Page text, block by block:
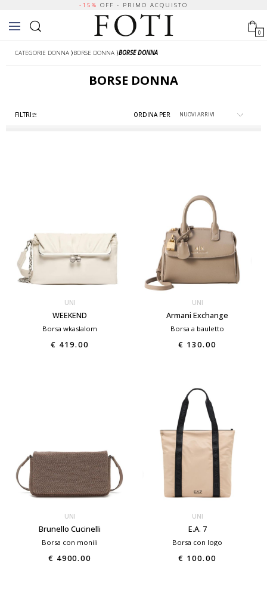
-15% OFF - PRIMO ACQUISTO
0
CATEGORIE DONNA ⟩BORSE DONNA ⟩BORSE DONNA
BORSE DONNA
FILTRI ORDINA PER
UNI
WEEKEND
Borsa wkaslalom
€ 419.00
UNI
Armani Exchange
Borsa a bauletto
€ 130.00
UNI
Brunello Cucinelli
Borsa con monili
€ 4900.00
UNI
E.A. 7
Borsa con logo
€ 100.00